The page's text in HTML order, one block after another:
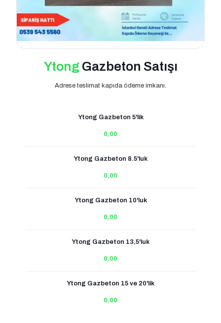
YtongGazbeton Satışı
Adrese teslimat kapıda ödeme imkanı.
Ytong Gazbeton 5'lik
0,00
Ytong Gazbeton 8.5'luk
0,00
Ytong Gazbeton 10'luk
0,00
Ytong Gazbeton 13,5'luk
0,00
Ytong Gazbeton 15 ve 20'lik
0,00